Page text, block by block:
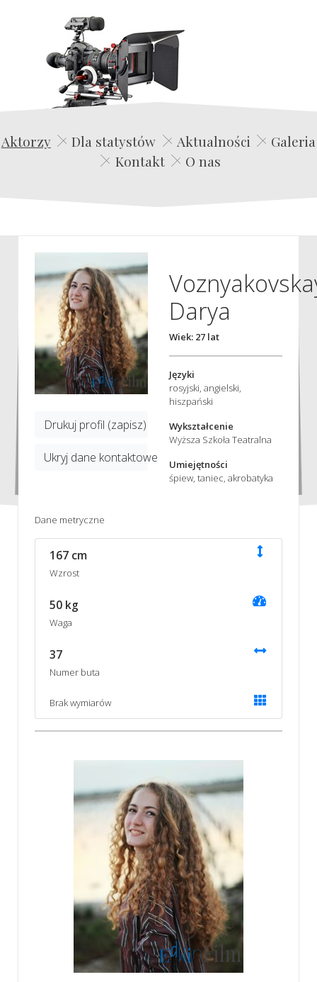
Edwin Film Agencja Aktorska
Aktorzy Dla statystów Aktualności
Galeria
Kontakt
O nas
Drukuj profil (zapisz)
Ukryj dane kontaktowe
Darya
Wiek: 27 lat
Języki
rosyjski, angielski,
hiszpański
Wykształcenie
Wyższa Szkoła Teatralna
Umiejętności
śpiew, taniec, akrobatyka
Dane metryczne
167 cm
Wzrost
50 kg
Waga
37
Numer buta
Brak wymiarów